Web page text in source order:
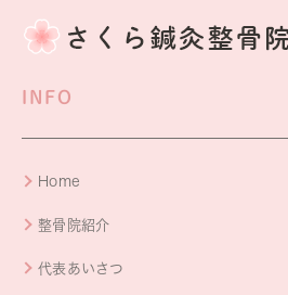
INFO
Home
整骨院紹介
代表あいさつ